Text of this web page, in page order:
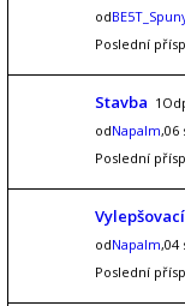
od
Poslední
Stavba
odNapalm,06
Poslední
odNapalm,04
Poslední